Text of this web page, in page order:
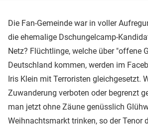
Die Fan-Gemeinde war in voller
die ehemalige Dschungelcamp-
Netz? Flüchtlinge, welche über "offene
Deutschland kommen, werden im
Iris Klein mit Terroristen gleichgesetzt.
Zuwanderung verboten oder begrenzt
man jetzt ohne Zäune genüsslich
Weihnachtsmarkt trinken, so der Tenor